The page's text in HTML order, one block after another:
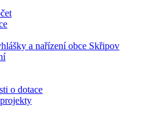
a nařízení obce Skřipov
o dotace